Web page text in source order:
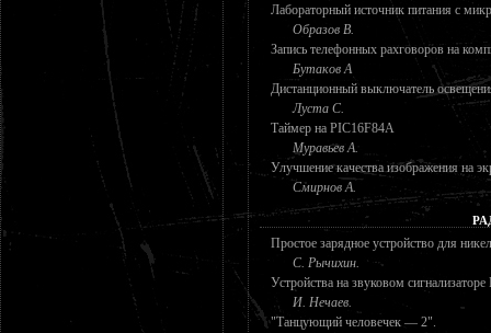
Лабораторный источник питания с
Образов В.
Запись телефонных рахговоров на
Бутаков А
Дистанционный выключатель
Луста С.
Таймер на PIC16F84A
Муравьев А.
Улучшение качества изображения на
Смирнов А.
Простое зарядное устройство для
С. Рычихин.
Устройства на звуковом
И. Нечаев.
"Танцующий человечек — 2".